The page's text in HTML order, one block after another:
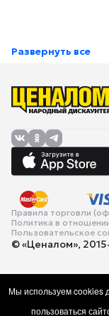
Развернуть все
Правила торговли
Политика в
Пользовательское
© «Ценалом»,
Мы используем cookies
пользоваться